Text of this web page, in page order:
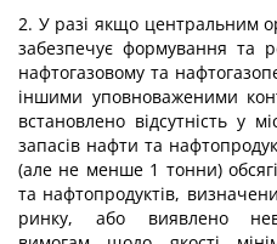
2. У разі якщо центральним
забезпечує формування та
нафтогазовому та
іншими уповноваженими
встановлено відсутність у
запасів нафти та
(але не менше 1 тонни)
та нафтопродуктів,
ринку, або виявлено